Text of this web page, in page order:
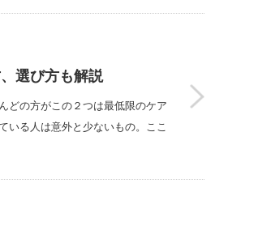
選び方も解説
どの方がこの２つは最低限のケア
いる人は意外と少ないもの。ここ